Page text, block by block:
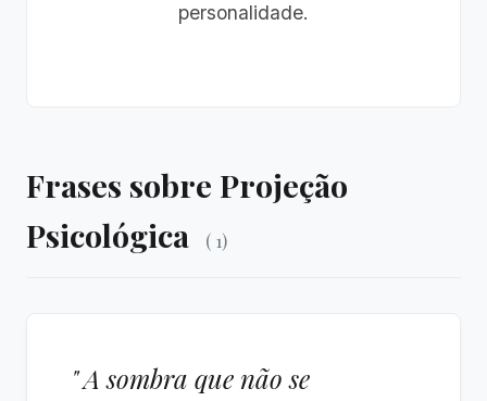
personalidade.
Frases sobre Projeção
Psicológica
( 1)
" A sombra que não se